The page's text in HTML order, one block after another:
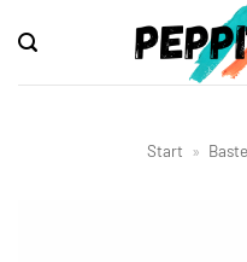
Inhalt
springen
Start »